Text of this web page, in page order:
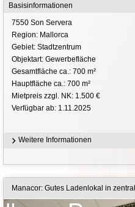
Basisinformationen
7550 Son Servera
Region: Mallorca
Gebiet: Stadtzentrum
Objektart: Gewerbefläche
Gesamtfläche ca.: 700 m²
Hauptfläche ca.: 700 m²
Mietpreis zzgl. NK: 1.500 €
Verfügbar ab: 1.11.2025
Weitere Informationen